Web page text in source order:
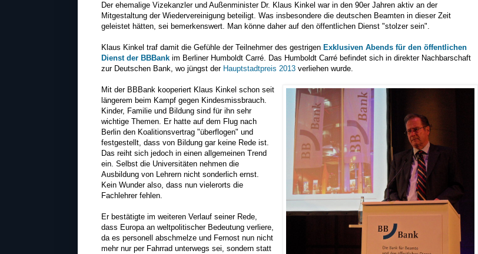
Der ehemalige Vizekanzler und Außenminister Dr. Klaus Kinkel war in den 90er Jahren aktiv an der
Mitgestaltung der Wiedervereinigung beteiligt. Was insbesondere die deutschen Beamten in dieser Zeit
geleistet hätten, sei bemerkenswert. Man könne daher auf den öffentlichen Dienst "stolzer sein".
Klaus Kinkel traf damit die Gefühle der Teilnehmer des gestrigen Exklusiven Abends für den öffentlichen
Dienst der BBBank im Berliner Humboldt Carré. Das Humboldt Carré befindet sich in direkter Nachbarschaft
zur Deutschen Bank, wo jüngst der Hauptstadtpreis 2013 verliehen wurde.
Mit der BBBank kooperiert Klaus Kinkel schon seit
längerem beim Kampf gegen Kindesmissbrauch.
Kinder, Familie und Bildung sind für ihn sehr
wichtige Themen. Er hatte auf dem Flug nach
Berlin den Koalitionsvertrag "überflogen" und
festgestellt, dass von Bildung gar keine Rede ist.
Das reiht sich jedoch in einen allgemeinen Trend
ein. Selbst die Universitäten nehmen die
Ausbildung von Lehrern nicht sonderlich ernst.
Kein Wunder also, dass nun vielerorts die
Fachlehrer fehlen.
Er bestätigte im weiteren Verlauf seiner Rede,
dass Europa an weltpolitischer Bedeutung verliere,
da es personell abschmelze und Fernost nun nicht
mehr nur per Fahrrad unterwegs sei, sondern statt